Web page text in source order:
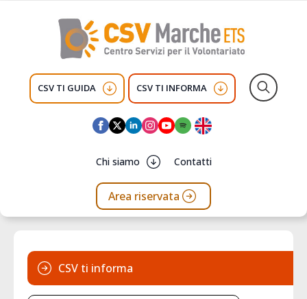
CSV TI GUIDA CSV TI INFORMA
Chi siamo Contatti
Area riservata
CSV ti informa